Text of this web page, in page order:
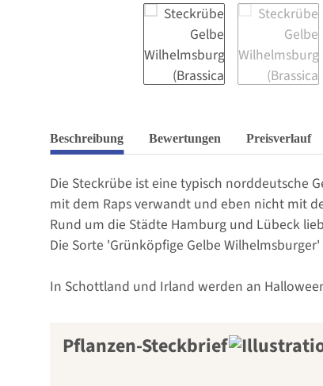
Beschreibung Bewertungen Preisverlauf
Die Steckrübe ist eine typisch norddeutsche
mit dem Raps verwandt und eben nicht mit
Rund um die Städte Hamburg und Lübeck
Die Sorte 'Grünköpfige Gelbe
In Schottland und Irland werden an
Pflanzen-Steckbrief